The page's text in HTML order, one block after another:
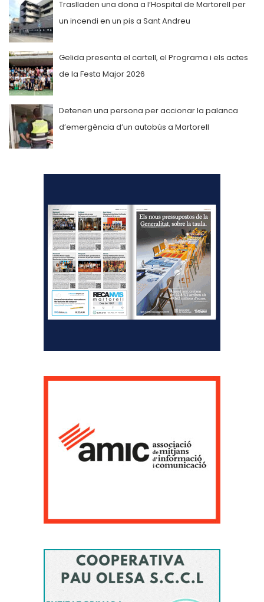
Traslladen una dona a l’Hospital de Martorell per
un incendi en un pis a Sant Andreu
Gelida presenta el cartell, el Programa i els actes
de la Festa Major 2026
Detenen una persona per accionar la palanca
d’emergència d’un autobús a Martorell